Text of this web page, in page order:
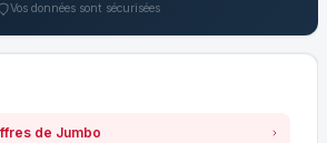
Vos données sont sécurisées
de Jumbo